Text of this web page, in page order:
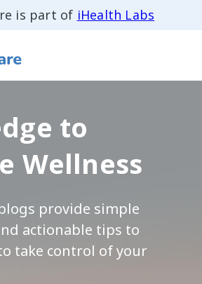
is part of iHealth Labs
to
Wellness
provide simple
actionable tips to
take control of your